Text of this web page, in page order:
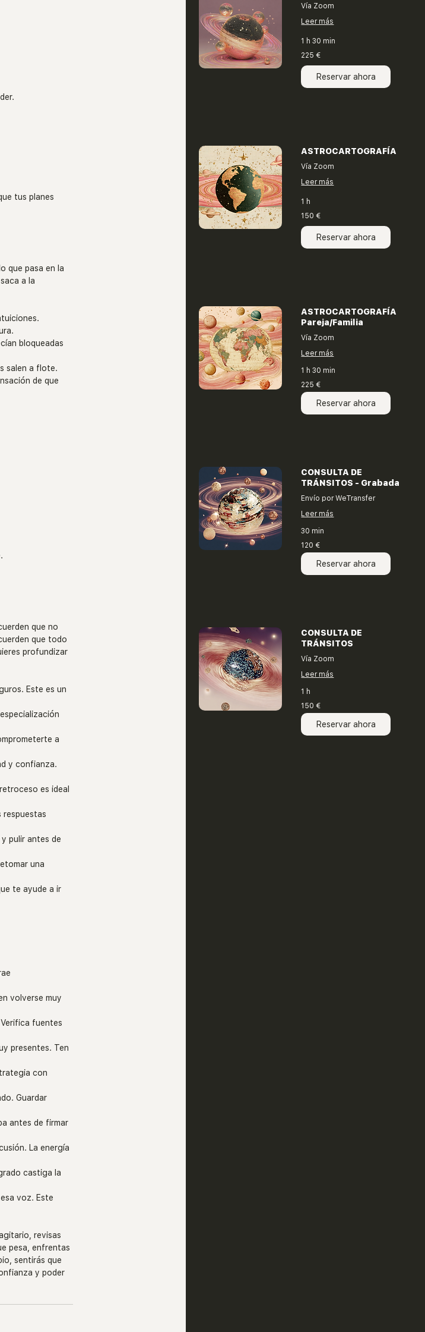
tus planes
que pasa en la
a la
bloqueadas
salen a flote.
de que
que no
que todo
profundizar
Este es un
a
y confianza.
es ideal
respuestas
pulir antes de
una
te ayude a ir
volverse muy
fuentes
presentes. Ten
con
Guardar
antes de firmar
La energía
castiga la
voz. Este
revisas
pesa, enfrentas
sentirás que
y poder
Vía Zoom
Leer más
1 h 30 min
225
euros
225 €
Reservar ahora
ASTROCARTOGRAFÍA
Vía Zoom
Leer más
1 h
150
euros
150 €
Reservar ahora
ASTROCARTOGRAFÍA
Pareja/Familia
Vía Zoom
Leer más
1 h 30 min
225
euros
225 €
Reservar ahora
CONSULTA DE
TRÁNSITOS - Grabada
Envío por WeTransfer
Leer más
30 min
120
euros
120 €
Reservar ahora
CONSULTA DE
TRÁNSITOS
Vía Zoom
Leer más
1 h
150
euros
150 €
Reservar ahora